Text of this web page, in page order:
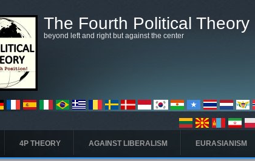
The Fourth Political Theory
beyond left and right but against the center
4P THEORY AGAINST LIBERALISM EURASIANISM